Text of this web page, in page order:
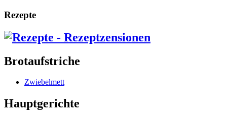
Rezepte
Brotaufstriche
Zwiebelmett
Hauptgerichte